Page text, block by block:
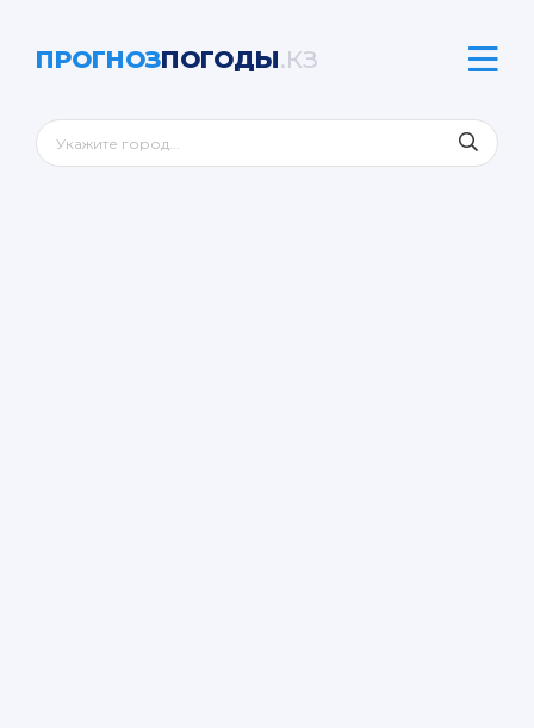
ПРОГНОЗПОГОДЫ.КЗ